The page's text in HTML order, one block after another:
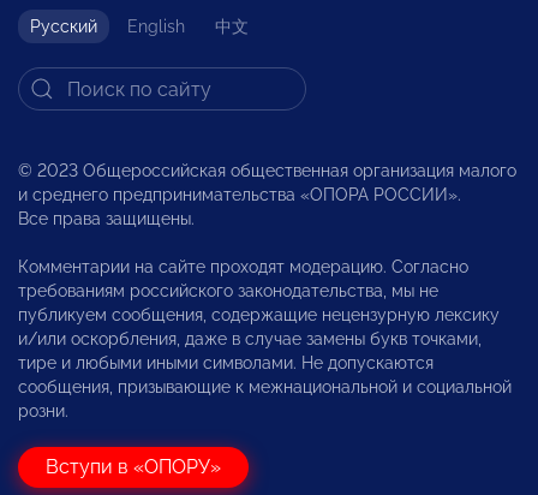
Русский English 中文
© 2023 Общероссийская общественная организация малого
и среднего предпринимательства «ОПОРА РОССИИ».
Все права защищены.
Комментарии на сайте проходят модерацию. Согласно
требованиям российского законодательства, мы не
публикуем сообщения, содержащие нецензурную лексику
и/или оскорбления, даже в случае замены букв точками,
тире и любыми иными символами. Не допускаются
сообщения, призывающие к межнациональной и социальной
розни.
Вступи в «ОПОРУ»